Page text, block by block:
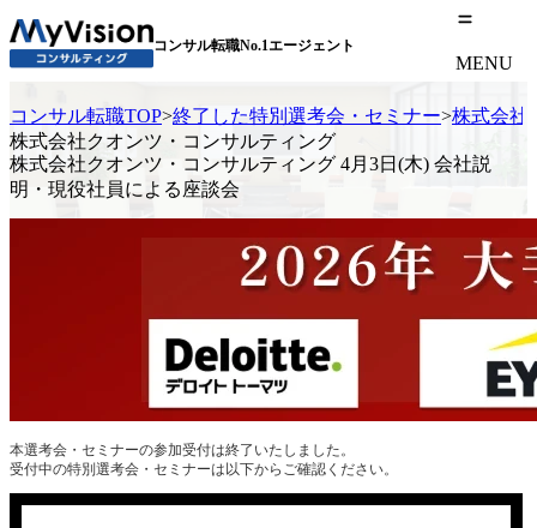
コンサル転職No.1エージェント
MENU
コンサル転職TOP>終了した特別選考会・セミナー>株式会社
株式会社クオンツ・コンサルティング
株式会社クオンツ・コンサルティング 4月3日(木) 会社説
明・現役社員による座談会
本選考会・セミナーの参加受付は終了いたしました。
受付中の特別選考会・セミナーは以下からご確認ください。